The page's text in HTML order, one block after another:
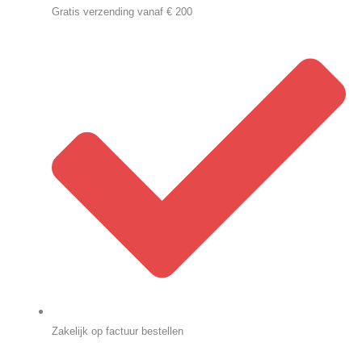
Gratis verzending vanaf € 200
Zakelijk op factuur bestellen